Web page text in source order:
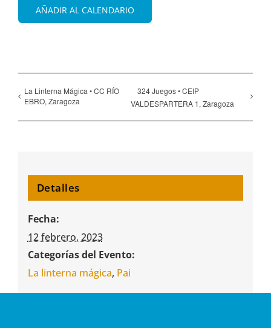
AÑADIR AL CALENDARIO
La Linterna Mágica • CC RÍO
EBRO, Zaragoza
324 Juegos • CEIP
VALDESPARTERA 1, Zaragoza
Detalles
Fecha:
12 febrero, 2023
Categorías del Evento:
La linterna mágica, Pai